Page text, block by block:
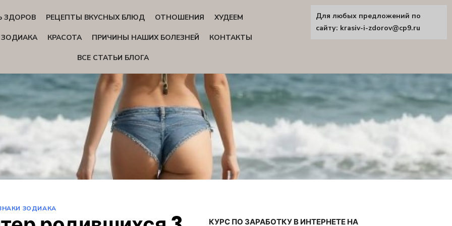
ЗДОРОВ РЕЦЕПТЫ ВКУСНЫХ БЛЮД ОТНОШЕНИЯ ХУДЕЕМ
КРАСОТА ПРИЧИНЫ НАШИХ БОЛЕЗНЕЙ КОНТАКТЫ
ВСЕ СТАТЬИ БЛОГА
ЗОДИАКА
КУРС ПО ЗАРАБОТКУ В ИНТЕРНЕТЕ НА
Для любых предложений по
сайту: krasiv-i-zdorov@cp9.ru